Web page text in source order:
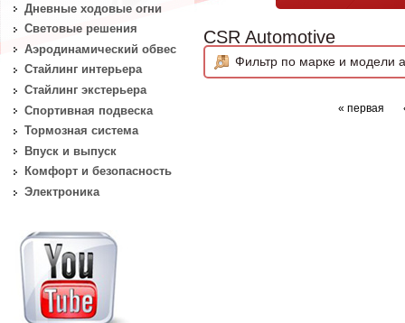
CSR Automotive
Фильтр по марке и модели
« первая
Дневные ходовые огни
Световые решения
Аэродинамический обвес
Стайлинг интерьера
Стайлинг экстерьера
Спортивная подвеска
Тормозная система
Впуск и выпуск
Комфорт и безопасность
Электроника